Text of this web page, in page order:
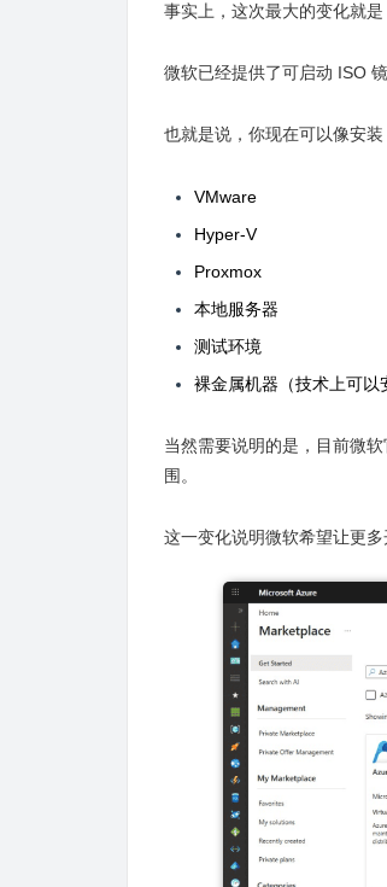
事实上，这次最大的变化就是
微软已经提供了可启动 ISO 镜
也就是说，你现在可以像安
VMware
Hyper-V
Proxmox
本地服务器
测试环境
裸金属机器（技术上可以
当然需要说明的是，目前微
围。
这一变化说明微软希望让更